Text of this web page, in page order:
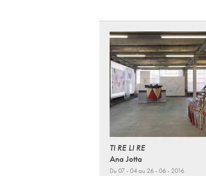
TI RE LI RE
Ana Jotta
Du 07 - 04 au 26 - 06 - 2016